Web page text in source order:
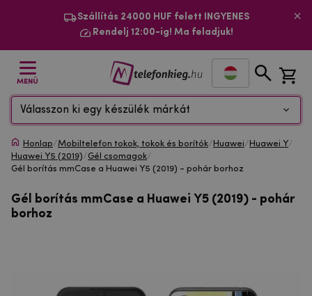
Szállítás 24000 HUF felett INGYENES
Rendelj 12:00-ig! Ma feladjuk!
MENÜ
Válasszon ki egy készülék márkát
Honlap/Mobiltelefon tokok, tokok és borítók/ Huawei/ Huawei Y/
Huawei Y5 (2019)/Gél csomagok/
Gél borítás mmCase a Huawei Y5 (2019) - pohár borhoz
Gél borítás mmCase a Huawei Y5 (2019) - pohár
borhoz